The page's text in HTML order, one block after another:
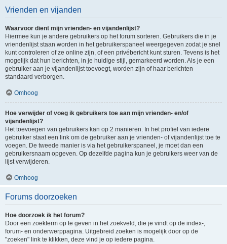
Vrienden en vijanden
Waarvoor dient mijn vrienden- en vijandenlijst?
Hiermee kun je andere gebruikers op het forum sorteren. Gebruikers die in je
vriendenlijst staan worden in het gebruikerspaneel weergegeven zodat je snel
kunt controleren of ze online zijn, of een privébericht kunt sturen. Tevens is het
mogelijk dat hun berichten, in je huidige stijl, gemarkeerd worden. Als je een
gebruiker aan je vijandenlijst toevoegt, worden zijn of haar berichten
standaard verborgen.
Omhoog
Hoe verwijder of voeg ik gebruikers toe aan mijn vrienden- en/of
vijandenlijst?
Het toevoegen van gebruikers kan op 2 manieren. In het profiel van iedere
gebruiker staat een link om de gebruiker aan je vrienden- of vijandenlijst toe te
voegen. De tweede manier is via het gebruikerspaneel, je moet dan een
gebruikersnaam opgeven. Op dezelfde pagina kun je gebruikers weer van de
lijst verwijderen.
Omhoog
Forums doorzoeken
Hoe doorzoek ik het forum?
Door een zoekterm op te geven in het zoekveld, die je vindt op de index-,
forum- en onderwerppagina. Uitgebreid zoeken is mogelijk door op de
"zoeken" link te klikken, deze vind je op iedere pagina.